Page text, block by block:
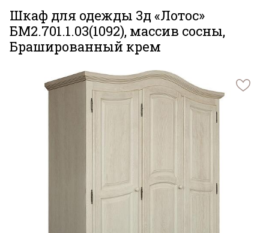
Шкаф для одежды 3д «Лотос»
БМ2.701.1.03(1092), массив сосны,
Брашированный крем